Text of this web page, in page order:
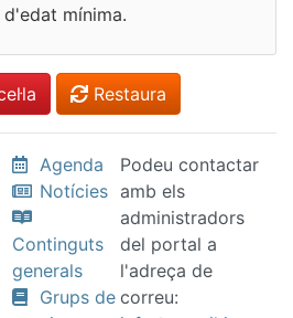
mínima.
Restaura
Agenda
Notícies
Continguts
generals
Grups de
Podeu contactar
amb els
administradors
del portal a
l'adreça de
correu: